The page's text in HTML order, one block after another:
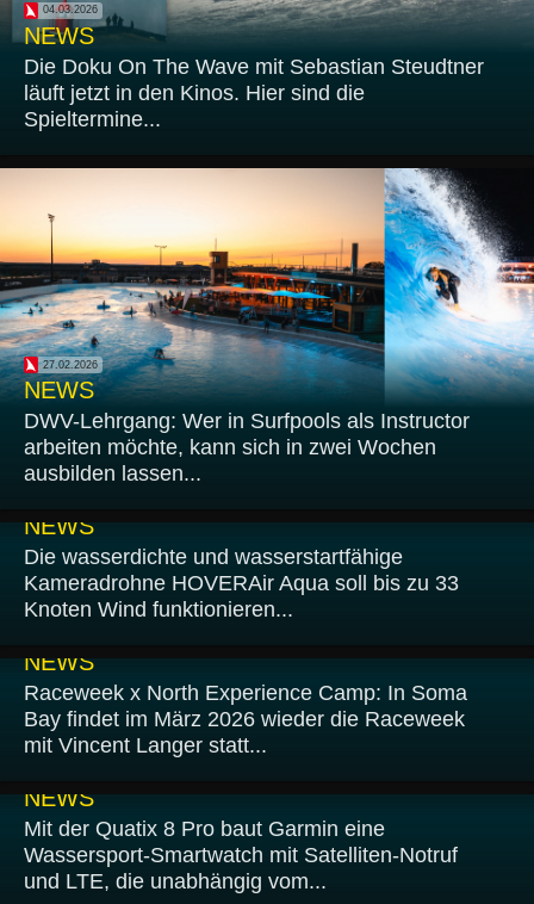
04.03.2026
NEWS
Die Doku On The Wave mit Sebastian Steudtner
läuft jetzt in den Kinos. Hier sind die
Spieltermine...
27.02.2026
NEWS
DWV-Lehrgang: Wer in Surfpools als Instructor
arbeiten möchte, kann sich in zwei Wochen
ausbilden lassen...
NEWS
Die wasserdichte und wasserstartfähige
Kameradrohne HOVERAir Aqua soll bis zu 33
Knoten Wind funktionieren...
NEWS
Raceweek x North Experience Camp: In Soma
Bay findet im März 2026 wieder die Raceweek
mit Vincent Langer statt...
NEWS
Mit der Quatix 8 Pro baut Garmin eine
Wassersport-Smartwatch mit Satelliten-Notruf
und LTE, die unabhängig vom...